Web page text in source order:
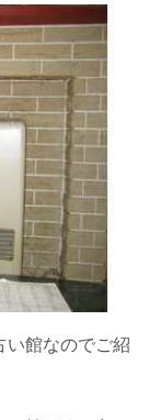
い館なのでご紹